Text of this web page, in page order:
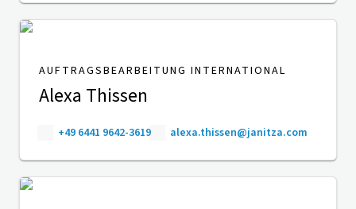
AUFTRAGSBEARBEITUNG INTERNATIONAL
Alexa Thissen
+49 6441 9642-3619 alexa.thissen@janitza.com